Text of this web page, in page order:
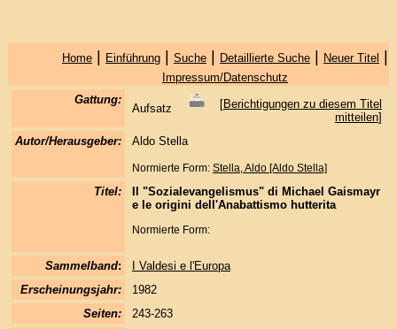
Home| Einführung| Suche| Detaillierte Suche| Neuer Titel |
Impressum/Datenschutz
Gattung:
Aufsatz [Berichtigungen zu diesem Titel
mitteilen]
Autor/Herausgeber:
Aldo Stella
Normierte Form: Stella, Aldo [Aldo Stella]
Titel:
Il "Sozialevangelismus" di Michael Gaismayr
e le origini dell'Anabattismo hutterita
Normierte Form:
Sammelband:
I Valdesi e l'Europa
Erscheinungsjahr:
1982
Seiten:
243-263